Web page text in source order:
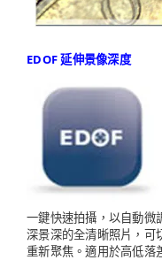
EDOF 延伸景像深度
一鍵快速拍攝，以自動微
深景深的全清晰照片，可
重新聚焦。適用於高低落